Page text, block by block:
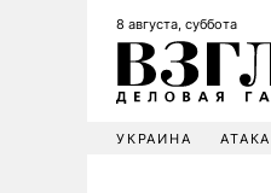
8 августа, суббота
УКРАИНА